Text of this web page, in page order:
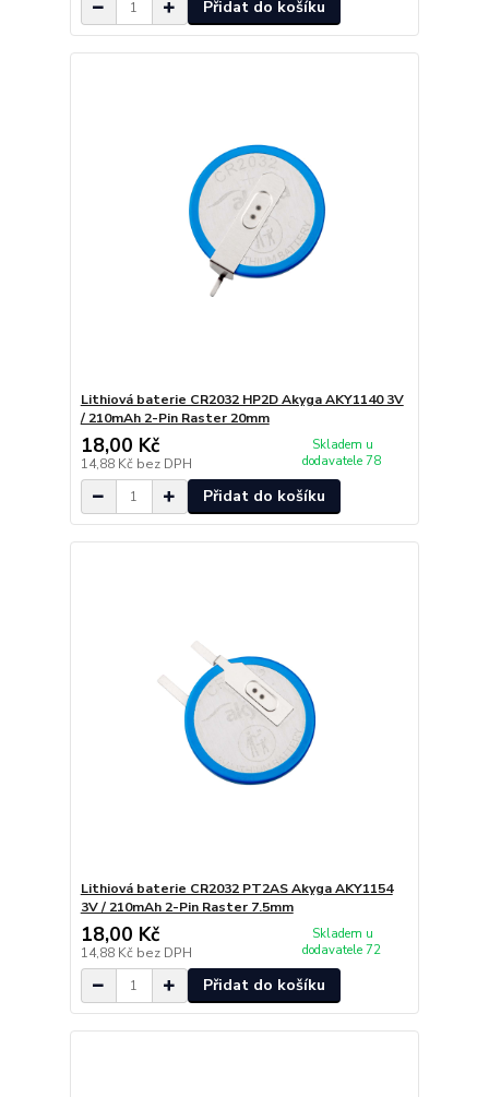
Přidat do košíku
Lithiová baterie CR2032 HP2D Akyga AKY1140 3V
/ 210mAh 2-Pin Raster 20mm
18,00 Kč
14,88 Kč bez DPH
Skladem u
dodavatele 78
Přidat do košíku
Lithiová baterie CR2032 PT2AS Akyga AKY1154
3V / 210mAh 2-Pin Raster 7.5mm
18,00 Kč
14,88 Kč bez DPH
Skladem u
dodavatele 72
Přidat do košíku